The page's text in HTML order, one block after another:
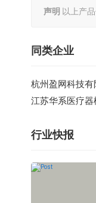
声明 以上产
同类企业
杭州盈网科技有
江苏华系医疗
行业快报